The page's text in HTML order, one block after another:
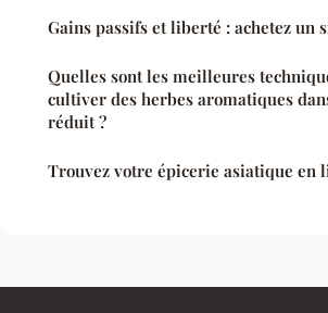
Gains passifs et liberté : achetez un
Quelles sont les meilleures
cultiver des herbes aromatiques
réduit ?
Trouvez votre épicerie asiatique en